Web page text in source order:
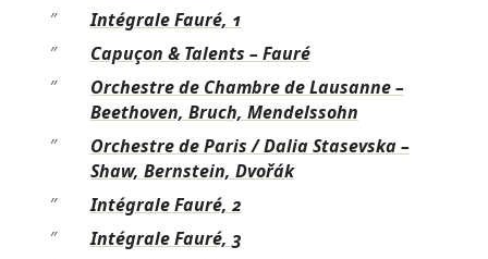
″
Intégrale Fauré, 1
″
Capuçon & Talents – Fauré
″
Orchestre de Chambre de Lausanne –
Beethoven, Bruch, Mendelssohn
″
Orchestre de Paris / Dalia Stasevska –
Shaw, Bernstein, Dvořák
″
Intégrale Fauré, 2
″
Intégrale Fauré, 3